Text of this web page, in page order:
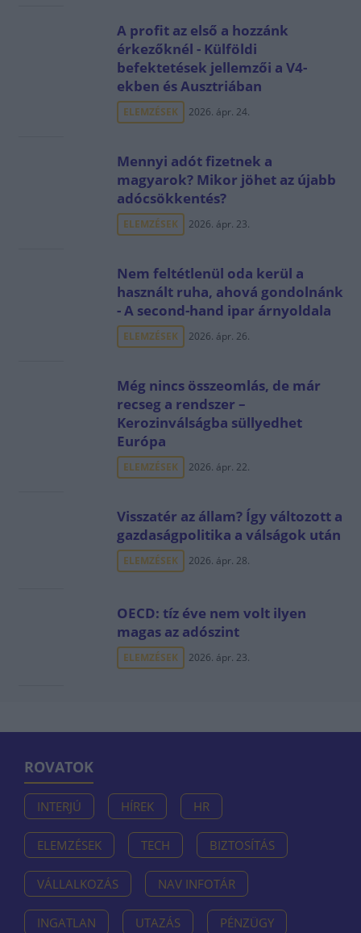
A profit az első a hozzánk
érkezőknél - Külföldi
befektetések jellemzői a V4-
ekben és Ausztriában
ELEMZÉSEK 2026. ápr. 24.
Mennyi adót fizetnek a
magyarok? Mikor jöhet az újabb
adócsökkentés?
ELEMZÉSEK 2026. ápr. 23.
Nem feltétlenül oda kerül a
használt ruha, ahová gondolnánk
- A second-hand ipar árnyoldala
ELEMZÉSEK 2026. ápr. 26.
Még nincs összeomlás, de már
recseg a rendszer –
Kerozinválságba süllyedhet
Európa
ELEMZÉSEK 2026. ápr. 22.
Visszatér az állam? Így változott a
gazdaságpolitika a válságok után
ELEMZÉSEK 2026. ápr. 28.
OECD: tíz éve nem volt ilyen
magas az adószint
ELEMZÉSEK 2026. ápr. 23.
ROVATOK
INTERJÚ HÍREK HR
ELEMZÉSEK TECH BIZTOSÍTÁS
VÁLLALKOZÁS NAV INFOTÁR
INGATLAN UTAZÁS PÉNZÜGY